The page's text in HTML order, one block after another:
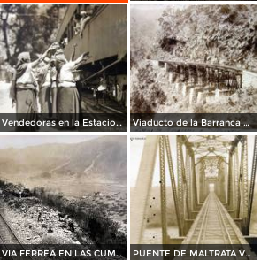
Vendedoras en la Estacion Ferroviaria Por el fotografo Hugo Brehme. Viaducto de la Barranca de infiernillo por el fotografo Abel Briquet ( Fechada el 14 de Sep de 1904 )
VIA FERREA EN LAS CUMBRES DE Por el fotografo Hugo Brehme PUENTE DE MALTRATA VERACRUZ